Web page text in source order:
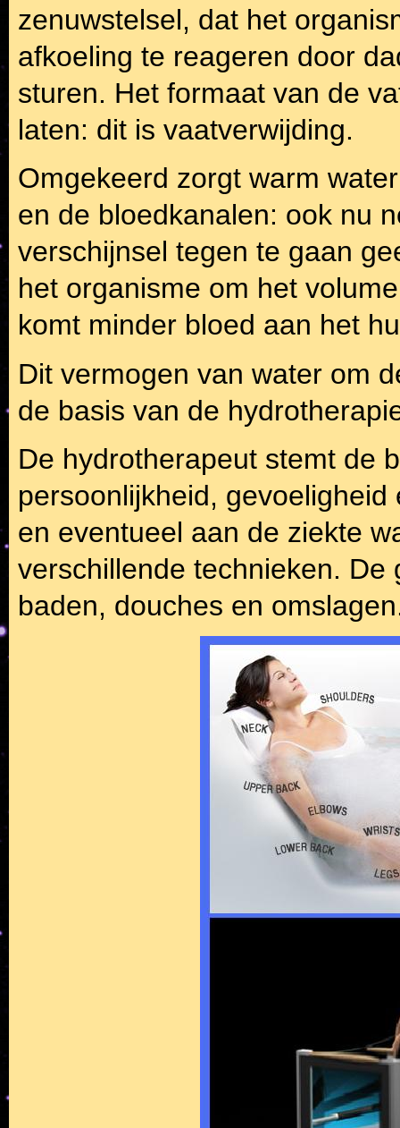
zenuwstelsel, dat het
afkoeling te reageren door
sturen. Het formaat van de
laten: dit is vaatverwijding.
Omgekeerd zorgt warm
en de bloedkanalen: ook nu
verschijnsel tegen te gaan
het organisme om het
komt minder bloed aan het
Dit vermogen van water om
de basis van de
De hydrotherapeut stemt de
persoonlijkheid,
en eventueel aan de ziekte
verschillende technieken.
baden, douches en